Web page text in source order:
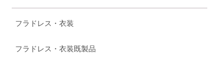
フラドレス・衣装
フラドレス・衣装既製品